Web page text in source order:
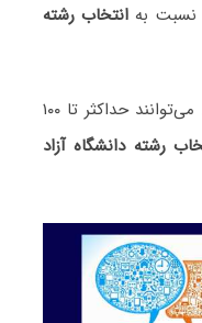
نسبت به انتخاب رشته
داوطلبان دکتری دانشگاه آزاد اسلامی می‌توانند حداکثر تا ۱۰۰
رشته دانشگاه آزاد